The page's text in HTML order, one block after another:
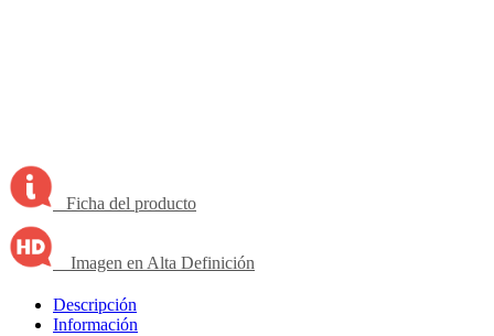
Ficha del producto
Imagen en Alta Definición
Descripción
Información